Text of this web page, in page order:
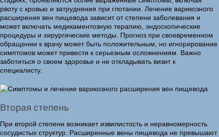
рвоту с кровью и затруднения при глотании. Лечение варикозного
расширения вен пищевода зависит от степени заболевания и
может включать медикаментозную терапию, эндоскопические
процедуры и хирургические методы. Прогноз при своевременном
обращении к врачу может быть положительным, но игнорирование
симптомов может привести к серьезным осложнениям. Важно
заботиться о своем здоровье и не откладывать визит к
специалисту.
Вторая степень
При второй степени возникает извилистость и неравномерность
сосудистых структур. Расширенные вены пищевода не превышают